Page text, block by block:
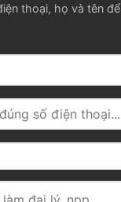
thoại, họ và tên